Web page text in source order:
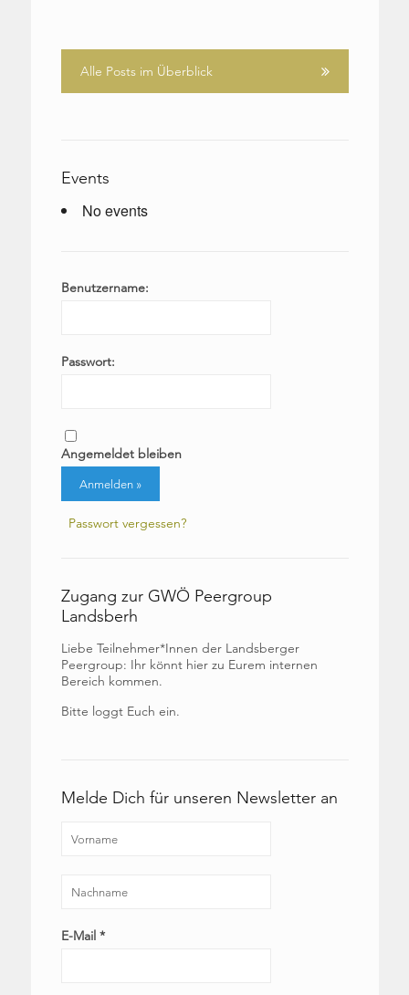
Alle Posts im Überblick
Events
No events
Benutzername:
Passwort:
Angemeldet bleiben
Passwort vergessen?
Zugang zur GWÖ Peergroup
Landsberh
Liebe Teilnehmer*Innen der Landsberger
Peergroup: Ihr könnt hier zu Eurem internen
Bereich kommen.
Bitte loggt Euch ein.
Melde Dich für unseren Newsletter an
E-Mail *